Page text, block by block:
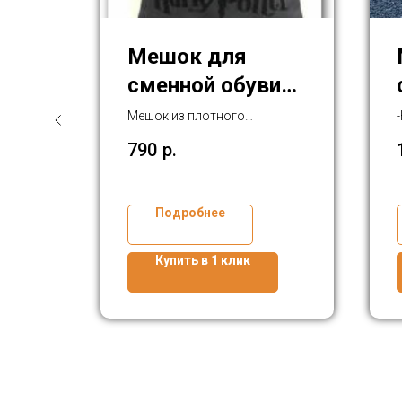
Мешок для
сменной обуви
"Harry Potter"
Мешок из плотного
790 р.
Подробнее
Купить в 1 клик